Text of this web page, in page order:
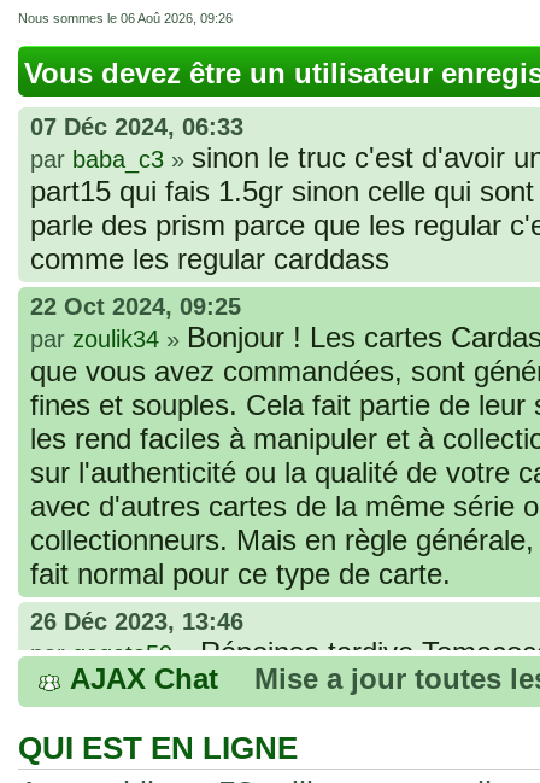
Nous sommes le 06 Aoû 2026, 09:26
Vous devez être un utilisateur
07 Déc 2024, 06:33
par baba_c3 » sinon le truc c'est d'avoir
part15 qui fais 1.5gr sinon celle qui
parle des prism parce que les regular
comme les regular carddass
22 Oct 2024, 09:25
par zoulik34 » Bonjour ! Les cartes
que vous avez commandées, sont
fines et souples. Cela fait partie de
les rend faciles à manipuler et à
sur l'authenticité ou la qualité de votre
avec d'autres cartes de la même série
collectionneurs. Mais en règle
fait normal pour ce type de carte.
26 Déc 2023, 13:46
pargogeta59»Répoinse tardive
acheter une réédition de cette Hondan ?
02 Juin 2023, 14:17
parTomacoco»Bonjour j'ai commandé
AJAX Chat Mise a jour toutes
QUI EST EN LIGNE